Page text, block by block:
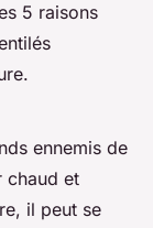
5 raisons
ennemis de
chaud et
il peut se